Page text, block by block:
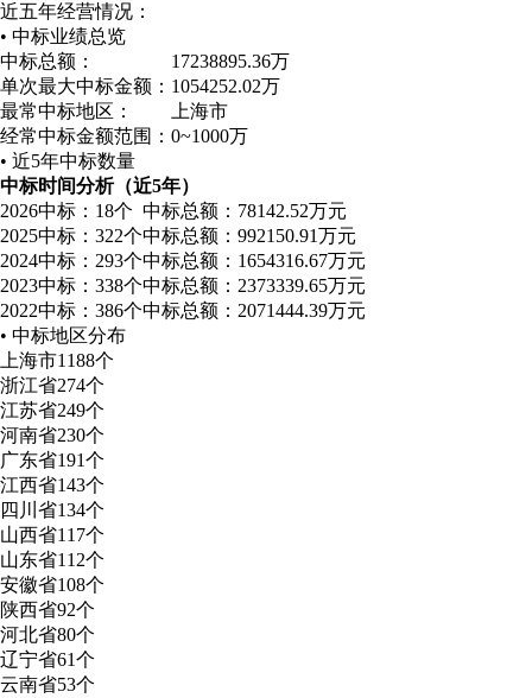
近五年经营情况：
• 中标业绩总览
中标总额：
17238895.36万
单次最大中标金额： 1054252.02万
最常中标地区：
上海市
经常中标金额范围： 0~1000万
• 近5年中标数量
中标时间分析（近5年）
2026中标：18个 中标总额：78142.52万元
2025中标：322个中标总额：992150.91万元
2024中标：293个中标总额：1654316.67万元
2023中标：338个中标总额：2373339.65万元
2022中标：386个中标总额：2071444.39万元
• 中标地区分布
上海市1188个
浙江省274个
江苏省249个
河南省230个
广东省191个
江西省143个
四川省134个
山西省117个
山东省112个
安徽省108个
陕西省92个
河北省80个
辽宁省61个
云南省53个